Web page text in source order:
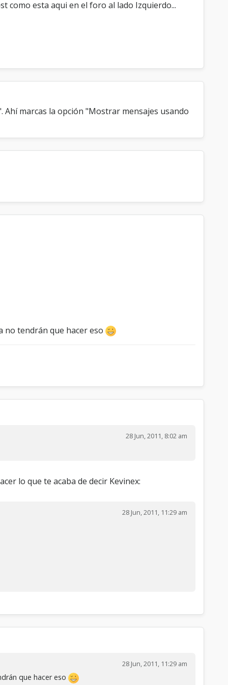
como esta aqui en el foro al lado Izquierdo...
Ahí marcas la opción "Mostrar mensajes usando
no tendrán que hacer eso
28 Jun, 2011, 8:02 am
lo que te acaba de decir Kevinex:
28 Jun, 2011, 11:29 am
28 Jun, 2011, 11:29 am
que hacer eso